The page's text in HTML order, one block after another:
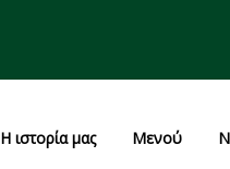
Η ιστορία μας Μενού